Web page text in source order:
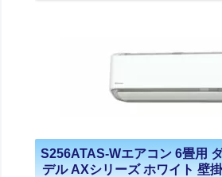
S256ATAS-Wエアコン 6畳用
デル AXシリーズ ホワイト 壁